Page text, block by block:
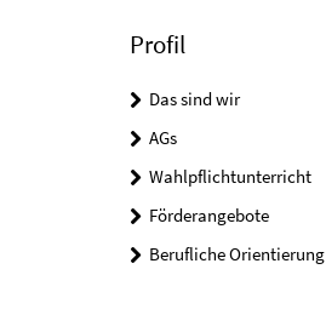
Profil
Das sind wir
AGs
Wahlpflichtunterricht
Förderangebote
Berufliche Orientierung